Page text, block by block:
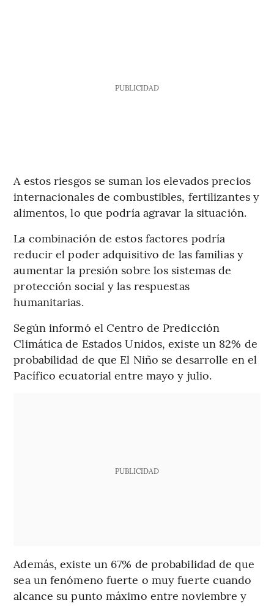
PUBLICIDAD
A estos riesgos se suman los elevados precios
internacionales de combustibles, fertilizantes y
alimentos, lo que podría agravar la situación.
La combinación de estos factores podría
reducir el poder adquisitivo de las familias y
aumentar la presión sobre los sistemas de
protección social y las respuestas
humanitarias.
Según informó el Centro de Predicción
Climática de Estados Unidos, existe un 82% de
probabilidad de que El Niño se desarrolle en el
Pacífico ecuatorial entre mayo y julio.
PUBLICIDAD
Además, existe un 67% de probabilidad de que
sea un fenómeno fuerte o muy fuerte cuando
alcance su punto máximo entre noviembre y